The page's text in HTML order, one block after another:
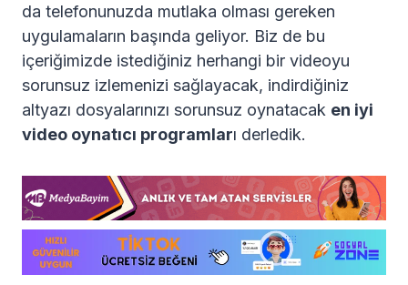
da telefonunuzda mutlaka olması gereken
uygulamaların başında geliyor. Biz de bu
içeriğimizde istediğiniz herhangi bir videoyu
sorunsuz izlemenizi sağlayacak, indirdiğiniz
altyazı dosyalarınızı sorunsuz oynatacak en iyi
video oynatıcı programları derledik.